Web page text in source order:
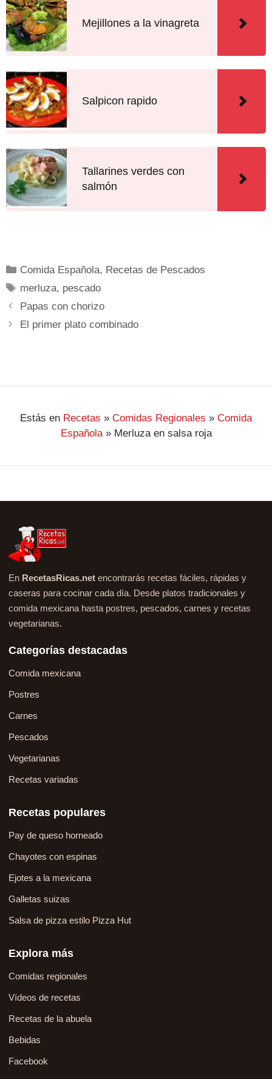
Mejillones a la vinagreta
Salpicon rapido
Tallarines verdes con
salmón
Comida Española, Recetas de Pescados
merluza, pescado
Papas con chorizo
El primer plato combinado
Estás en Recetas » Comidas Regionales » Comida
Española» Merluza en salsa roja
En RecetasRicas.net encontrarás recetas fáciles, rápidas y
caseras para cocinar cada día. Desde platos tradicionales y
comida mexicana hasta postres, pescados, carnes y recetas
vegetarianas.
Categorías destacadas
Comida mexicana
Postres
Carnes
Pescados
Vegetarianas
Recetas variadas
Recetas populares
Pay de queso horneado
Chayotes con espinas
Ejotes a la mexicana
Galletas suizas
Salsa de pizza estilo Pizza Hut
Explora más
Comidas regionales
Vídeos de recetas
Recetas de la abuela
Bebidas
Facebook